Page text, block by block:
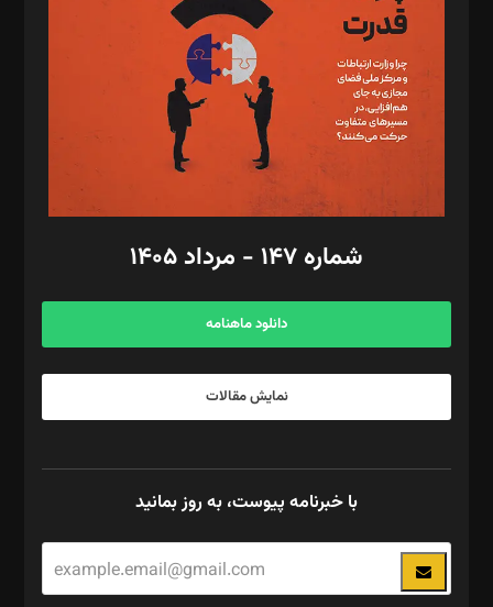
رستمی،مصطفی باستان
ویرایش: نگار استاد‌‌آقا
طراح یونیفرم: مجید توکلی
فیلمبرداری و عکاسی: امیر شفیعی، مانی لطفی زاده
گرافیک و صفحه‌آرایی: سید‌سبحان‌علی ثابت
مد‌یر توسعه تجاری: کامبیز برید‌
امور مالی: شاپور رهبری، محمد‌ کاظمی‌نیا
آگهی و مشترکین: ۰۹۱۹۹۹۹۰۴۵۴
شماره ۱۴۷ - مرداد ۱۴۰۵
دانلود ماهنامه
نمایش مقالات
با خبرنامه پیوست، به روز بمانید